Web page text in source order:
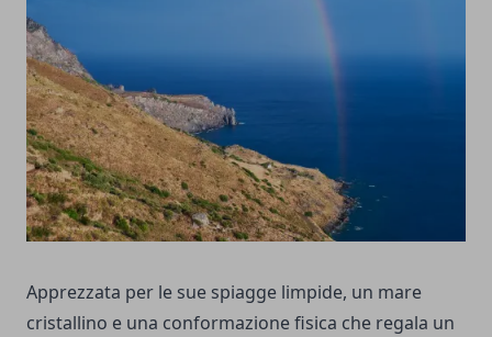
Apprezzata per le sue spiagge limpide, un mare
cristallino e una conformazione fisica che regala un